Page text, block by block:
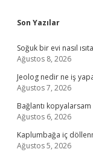
Sidebar
Son Yazılar
Soğuk bir evi nasıl
Ağustos 8, 2026
Jeolog nedir ne iş
Ağustos 7, 2026
Bağlantı
Ağustos 6, 2026
Kaplumbağa iç
Ağustos 5, 2026